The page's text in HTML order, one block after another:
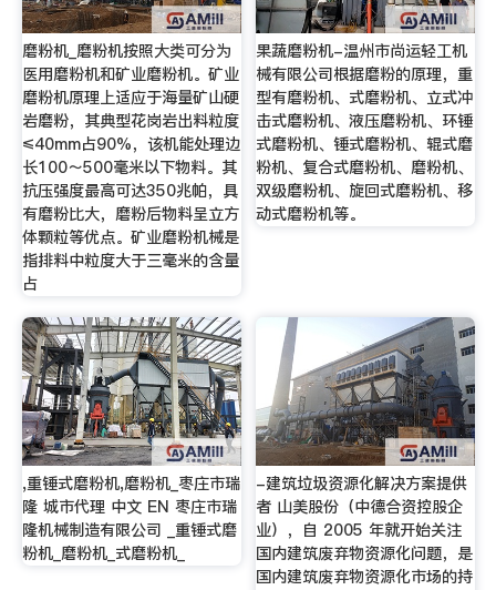
磨粉机_磨粉机按照大类可分为
医用磨粉机和矿业磨粉机。矿业
磨粉机原理上适应于海量矿山硬
岩磨粉，其典型花岗岩出料粒度
≤40mm占90%，该机能处理边
长100～500毫米以下物料。其
抗压强度最高可达350兆帕，具
有磨粉比大，磨粉后物料呈立方
体颗粒等优点。矿业磨粉机械是
指排料中粒度大于三毫米的含量
占
果蔬磨粉机-温州市尚运轻工机
械有限公司根据磨粉的原理，重
型有磨粉机、式磨粉机、立式冲
击式磨粉机、液压磨粉机、环锤
式磨粉机、锤式磨粉机、辊式磨
粉机、复合式磨粉机、磨粉机、
双级磨粉机、旋回式磨粉机、移
动式磨粉机等。
,重锤式磨粉机,磨粉机_枣庄市瑞
隆 城市代理 中文 EN 枣庄市瑞
隆机械制造有限公司 _重锤式磨
粉机_磨粉机_式磨粉机_
-建筑垃圾资源化解决方案提供
者 山美股份（中德合资控股企
业），自 2005 年就开始关注
国内建筑废弃物资源化问题，是
国内建筑废弃物资源化市场的持